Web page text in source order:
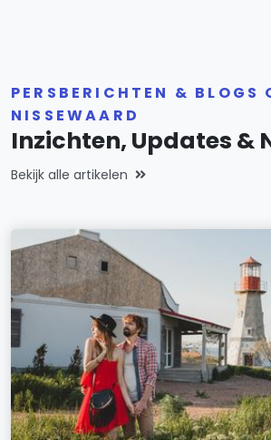
PERSBERICHTEN & BLOGS
NISSEWAARD
Inzichten, Updates &
Bekijk alle artikelen